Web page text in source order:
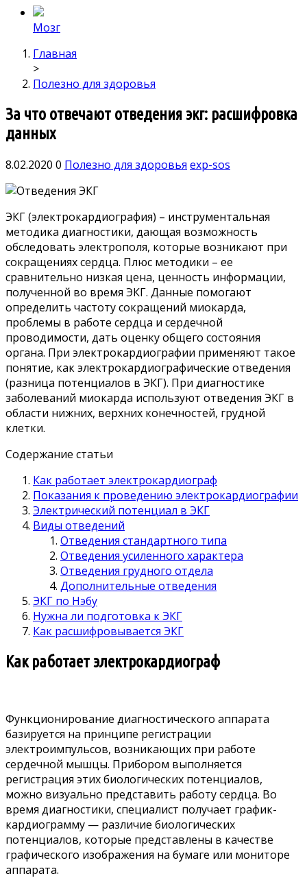
Мозг
Главная
>
Полезно для здоровья
За что отвечают отведения экг: расшифровка
данных
8.02.2020 0 Полезно для здоровья exp-sos
ЭКГ (электрокардиография) – инструментальная
методика диагностики, дающая возможность
обследовать электрополя, которые возникают при
сокращениях сердца. Плюс методики – ее
сравнительно низкая цена, ценность информации,
полученной во время ЭКГ. Данные помогают
определить частоту сокращений миокарда,
проблемы в работе сердца и сердечной
проводимости, дать оценку общего состояния
органа. При электрокардиографии применяют такое
понятие, как электрокардиографические отведения
(разница потенциалов в ЭКГ). При диагностике
заболеваний миокарда используют отведения ЭКГ в
области нижних, верхних конечностей, грудной
клетки.
Содержание статьи
Как работает электрокардиограф
Показания к проведению электрокардиографии
Электрический потенциал в ЭКГ
Виды отведений
Отведения стандартного типа
Отведения усиленного характера
Отведения грудного отдела
Дополнительные отведения
ЭКГ по Нэбу
Нужна ли подготовка к ЭКГ
Как расшифровывается ЭКГ
Как работает электрокардиограф
Функционирование диагностического аппарата
базируется на принципе регистрации
электроимпульсов, возникающих при работе
сердечной мышцы. Прибором выполняется
регистрация этих биологических потенциалов,
можно визуально представить работу сердца. Во
время диагностики, специалист получает график-
кардиограмму — различие биологических
потенциалов, которые представлены в качестве
графического изображения на бумаге или мониторе
аппарата.